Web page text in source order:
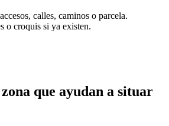
calles, caminos o parcela.
o croquis si ya existen.
que ayudan a situar